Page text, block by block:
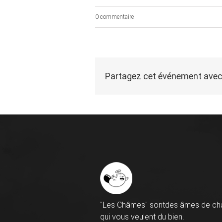
0 commentaire
Partagez cet événement
"Les Châmes" sontdes âmes de
qui vous veulent du bien.